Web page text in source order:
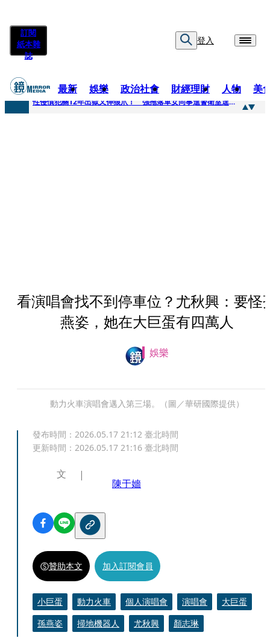
訂閱
紙本雜
誌
登入
最新 娛樂 政治社會 財經理財 人物 美
快訊
性侵慣犯關12年出獄又伸狼爪！ 強拖落單女同事進警衛室逞獸欲
看演唱會找不到停車位？尤秋興：要怪
燕姿，她在大巨蛋有四萬人
娛樂
動力火車演唱會邁入第三場。（圖／華研國際提供）
發布時間： 2026.05.17 21:12 臺北時間
更新時間： 2026.05.17 21:16 臺北時間
文
陳于嬙
贊助本文 加入訂閱會員
小巨蛋 動力火車 個人演唱會 演唱會
大巨蛋
孫燕姿
掃地機器人 尤秋興 顏志琳